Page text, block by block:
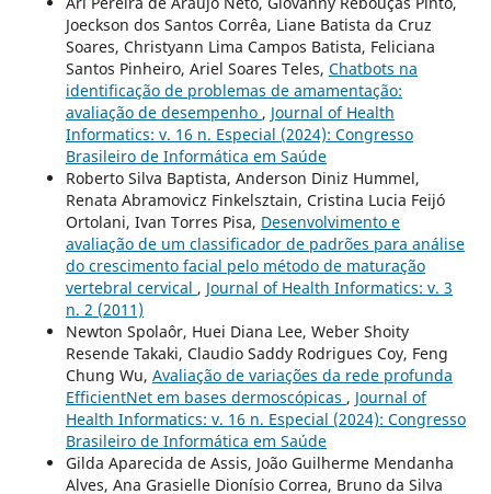
Joeckson dos Santos Corrêa, Liane Batista da Cruz
Soares, Christyann Lima Campos Batista, Feliciana
Santos Pinheiro, Ariel Soares Teles, Chatbots na
identificação de problemas de amamentação:
avaliação de desempenho , Journal of Health
Informatics: v. 16 n. Especial (2024): Congresso
Brasileiro de Informática em Saúde
Roberto Silva Baptista, Anderson Diniz Hummel,
Renata Abramovicz Finkelsztain, Cristina Lucia Feijó
Ortolani, Ivan Torres Pisa, Desenvolvimento e
avaliação de um classificador de padrões para análise
do crescimento facial pelo método de maturação
vertebral cervical , Journal of Health Informatics: v. 3
n. 2 (2011)
Newton Spolaôr, Huei Diana Lee, Weber Shoity
Resende Takaki, Claudio Saddy Rodrigues Coy, Feng
Chung Wu, Avaliação de variações da rede profunda
EfficientNet em bases dermoscópicas , Journal of
Health Informatics: v. 16 n. Especial (2024): Congresso
Brasileiro de Informática em Saúde
Gilda Aparecida de Assis, João Guilherme Mendanha
Alves, Ana Grasielle Dionísio Correa, Bruno da Silva